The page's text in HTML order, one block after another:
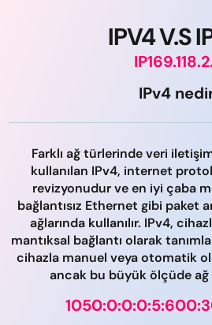
IPV4 V.S
IPv4
Farklı ağ türlerinde veri
kullanılan IPv4, internet
revizyonudur ve en iyi çaba
bağlantısız Ethernet gibi paket
ağlarında kullanılır. IPv4,
mantıksal bağlantı olarak
cihazla manuel veya otomatik
ancak bu büyük ölçüde ağ